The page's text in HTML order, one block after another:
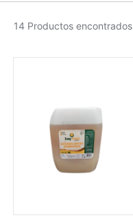
14 Productos encontrados